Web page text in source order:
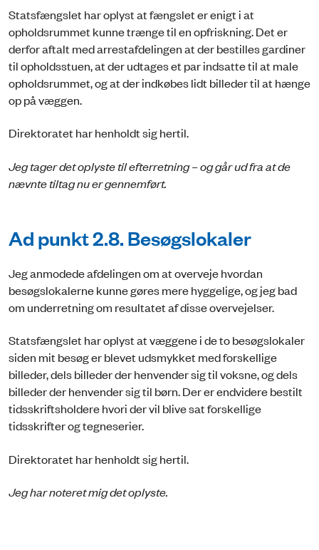
Statsfængslet har oplyst at fængslet er enigt i at
opholdsrummet kunne trænge til en opfriskning. Det er
derfor aftalt med arrestafdelingen at der bestilles gardiner
til opholdsstuen, at der udtages et par indsatte til at male
opholdsrummet, og at der indkøbes lidt billeder til at hænge
op på væggen.
Direktoratet har henholdt sig hertil.
Jeg tager det oplyste til efterretning – og går ud fra at de
nævnte tiltag nu er gennemført.
Ad punkt 2.8. Besøgslokaler
Jeg anmodede afdelingen om at overveje hvordan
besøgslokalerne kunne gøres mere hyggelige, og jeg bad
om underretning om resultatet af disse overvejelser.
Statsfængslet har oplyst at væggene i de to besøgslokaler
siden mit besøg er blevet udsmykket med forskellige
billeder, dels billeder der henvender sig til voksne, og dels
billeder der henvender sig til børn. Der er endvidere bestilt
tidsskriftsholdere hvori der vil blive sat forskellige
tidsskrifter og tegneserier.
Direktoratet har henholdt sig hertil.
Jeg har noteret mig det oplyste.